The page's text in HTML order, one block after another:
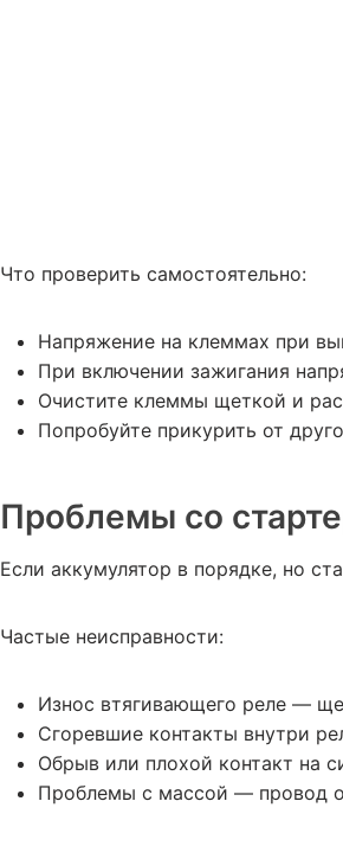
Что проверить самостоятельно:
Напряжение на клеммах при
При включении зажигания
Очистите клеммы щеткой и
Попробуйте прикурить от
Проблемы со
Если аккумулятор в порядке, но
Частые неисправности:
Износ втягивающего реле —
Сгоревшие контакты внутри
Обрыв или плохой контакт на
Проблемы с массой — провод